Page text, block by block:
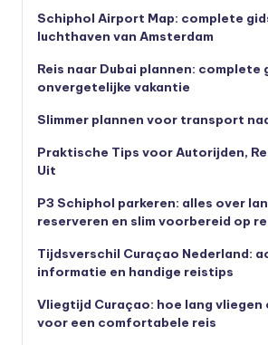
Schiphol Airport Map: complete
luchthaven van Amsterdam
Reis naar Dubai plannen: complete
onvergetelijke vakantie
Slimmer plannen voor transport
Praktische Tips voor Autorijden,
Uit
P3 Schiphol parkeren: alles over
reserveren en slim voorbereid op
Tijdsverschil Curaçao Nederland:
informatie en handige reistips
Vliegtijd Curaçao: hoe lang vliegen
voor een comfortabele reis